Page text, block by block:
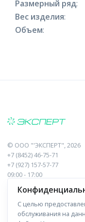
Размерный ряд:
Вес изделия:
Объем:
© ООО "'ЭКСПЕРТ", 2026
+7 (8452) 46-75-71
+7 (927) 157-57-77
09:00 - 17:00
410017, Саратов,
Навигация
С целью
обслуживания на